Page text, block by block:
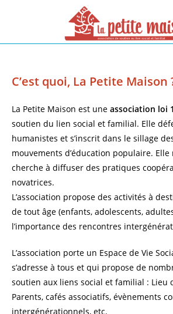
C’est quoi, La Petite Maison
La Petite Maison est une association loi
soutien du lien social et familial. Elle
humanistes et s’inscrit dans le sillage
mouvements d’éducation populaire.
cherche à diffuser des pratiques
novatrices.
L’association propose des activités à
de tout âge (enfants, adolescents,
l’importance des rencontres
L’association porte un Espace de Vie
s’adresse à tous et qui propose de
soutien aux liens social et familial : Lieu
Parents, cafés associatifs, évènements
intergénérationnels, etc.